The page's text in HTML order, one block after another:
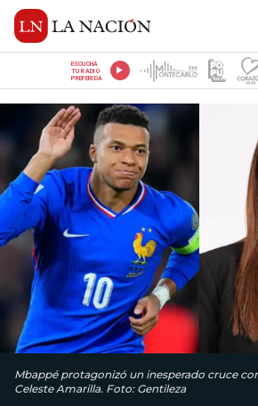
ESCUCHÁ
TU RADIO
PREFERIDA
Mbappé protagonizó un inesperado cruce
Celeste Amarilla. Foto: Gentileza